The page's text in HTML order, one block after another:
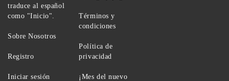
traduce al español
como "Inicio".
Sobre Nosotros
Registro
Iniciar sesión
Términos y
condiciones
Política de
privacidad
¡Mes del nuevo